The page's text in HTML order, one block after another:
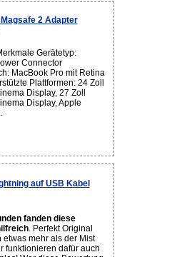
2 Adapter
Gerätetyp:
Connector
MacBook Pro mit Retina
Plattformen: 24 Zoll
Display, 27 Zoll
Display, Apple
auf USB Kabel
fanden diese
. Perfekt Original
etwas mehr als der Mist
funktionieren dafür auch